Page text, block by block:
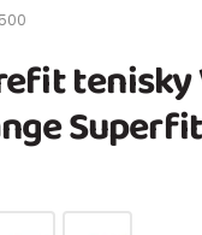
tenisky